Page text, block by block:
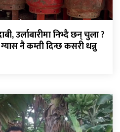
उर्लाबारीमा निभ्दै छन् चुला ?
नै कम्ती दिन्छ कसरी धन्नु